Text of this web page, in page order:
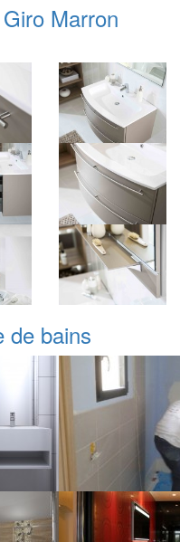
Marron
de bains